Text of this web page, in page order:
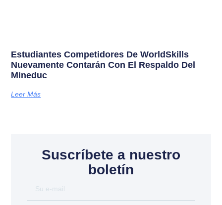
Estudiantes Competidores De WorldSkills
Nuevamente Contarán Con El Respaldo Del
Mineduc
Leer Más
Suscríbete a nuestro
boletín